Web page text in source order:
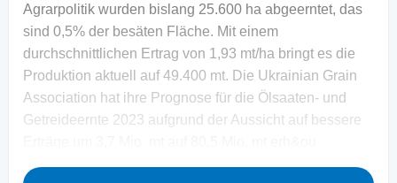
Agrarpolitik wurden bislang 25.600 ha abgeerntet, das
sind 0,5% der besäten Fläche. Mit einem
durchschnittlichen Ertrag von 1,93 mt/ha bringt es die
Produktion aktuell auf 49.400 mt. Die Ukrainian Grain
Association hat ihre Prognose für die Ölsaaten- und
Getreideernte 2023 aufgrund der Aussicht auf bessere